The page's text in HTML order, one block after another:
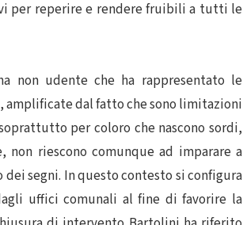
per reperire e rendere fruibili a tutti le
non udente che ha rappresentato le
dal fatto che sono limitazioni
per coloro che nascono sordi,
riescono comunque ad imparare a
segni. In questo contesto si configura
uffici comunali al fine di favorire la